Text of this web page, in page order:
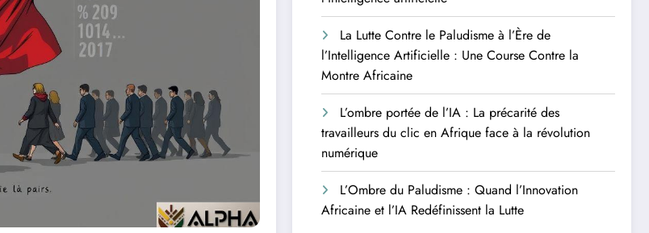
La Lutte Contre le Paludisme à l’Ère de
l’Intelligence Artificielle : Une Course Contre la
Montre Africaine
L’ombre portée de l’IA : La précarité des
travailleurs du clic en Afrique face à la révolution
numérique
L’Ombre du Paludisme : Quand l’Innovation
Africaine et l’IA Redéfinissent la Lutte